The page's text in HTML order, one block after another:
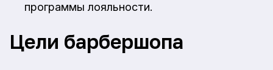
программы лояльности.
Цели барбершопа